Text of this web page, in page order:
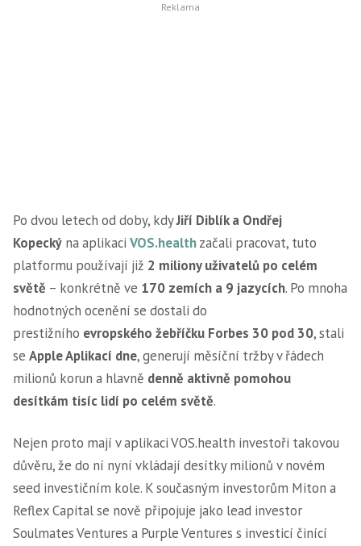
Po dvou letech od doby, kdyJiří Diblík a Ondřej
Kopecký na aplikaci VOS.healthzačali pracovat, tuto
platformu používají již 2 miliony uživatelů po celém
světě – konkrétně ve 170 zemích a 9 jazycích. Po mnoha
hodnotných ocenění se dostali do
prestižního evropského žebříčku Forbes 30 pod 30, stali
se Apple Aplikací dne, generují měsíční tržby v řádech
milionů korun a hlavně denně aktivně pomohou
desítkám tisíc lidí po celém světě.
Nejen proto mají v aplikaci VOS.health investoři takovou
důvěru, že do ní nyní vkládají desítky milionů v novém
seed investičním kole. K současným investorům Miton a
Reflex Capital se nově připojuje jako lead investor
Soulmates Ventures a Purple Ventures s investicí činící